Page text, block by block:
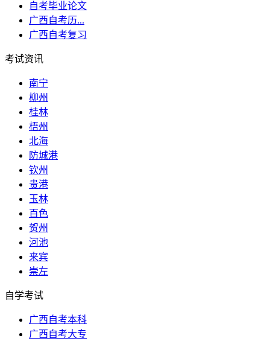
自考毕业论文
广西自考历...
广西自考复习
考试资讯
南宁
柳州
桂林
梧州
北海
防城港
钦州
贵港
玉林
百色
贺州
河池
来宾
崇左
自学考试
广西自考本科
广西自考大专